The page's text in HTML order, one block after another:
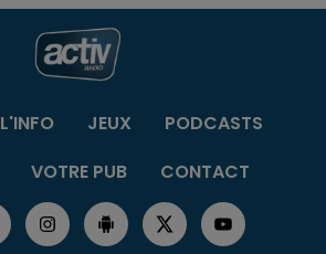
L'INFO JEUX
PODCASTS
VOTRE PUB CONTACT